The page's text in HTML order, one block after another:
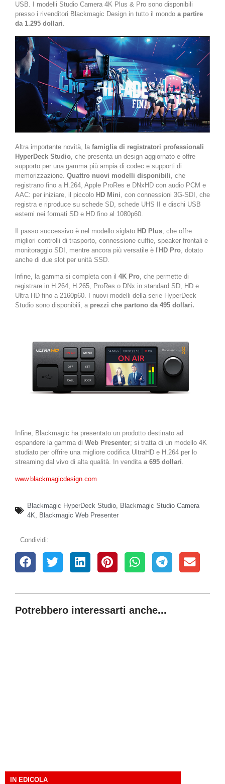
USB. I modelli Studio Camera 4K Plus & Pro sono disponibili
presso i rivenditori Blackmagic Design in tutto il mondo a partire
da 1.295 dollari.
Altra importante novità, la famiglia di registratori professionali
HyperDeck Studio, che presenta un design aggiornato e offre
supporto per una gamma più ampia di codec e supporti di
memorizzazione. Quattro nuovi modelli disponibili, che
registrano fino a H.264, Apple ProRes e DNxHD con audio PCM e
AAC: per iniziare, il piccolo HD Mini, con connessioni 3G-SDI, che
registra e riproduce su schede SD, schede UHS II e dischi USB
esterni nei formati SD e HD fino al 1080p60.
Il passo successivo è nel modello siglato HD Plus , che offre
migliori controlli di trasporto, connessione cuffie, speaker frontali e
monitoraggio SDI, mentre ancora più versatile è l’HD Pro , dotato
anche di due slot per unità SSD.
lnfine, la gamma si completa con il 4K Pro , che permette di
registrare in H.264, H.265, ProRes o DNx in standard SD, HD e
Ultra HD fino a 2160p60. I nuovi modelli della serie HyperDeck
Studio sono disponibili, a prezzi che partono da 495 dollari.
Infine, Blackmagic ha presentato un prodotto destinato ad
espandere la gamma di Web Presenter; si tratta di un modello 4K
studiato per offrire una migliore codifica UltraHD e H.264 per lo
streaming dal vivo di alta qualità. In vendita a 695 dollari.
www.blackmagicdesign.com
Blackmagic HyperDeck Studio, Blackmagic Studio Camera
4K, Blackmagic Web Presenter
Condividi:
Potrebbero interessarti anche...
IN EDICOLA